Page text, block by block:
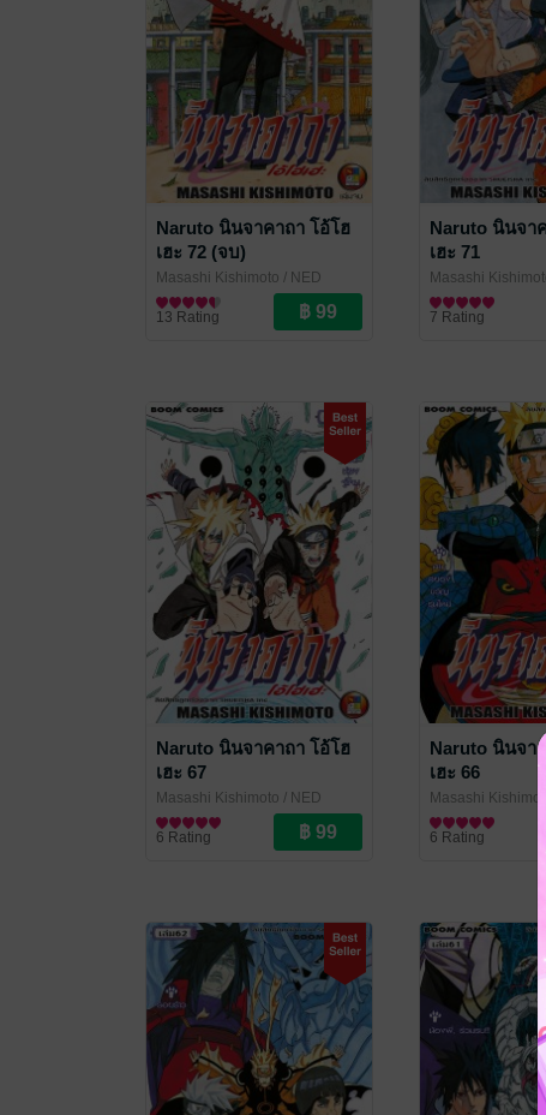
Naruto นินจาคาถา โอ้โฮ
เฮะ 72 (จบ)
Masashi Kishimoto / NED
Comics
การ์ตูนทั่วไป
13 Rating
Naruto นินจา
เฮะ 71
Masashi
Comics
การ์ตูนทั่วไป
7 Rating
Naruto นินจาคาถา โอ้โฮ
เฮะ 67
Masashi Kishimoto / NED
Comics
การ์ตูนทั่วไป
6 Rating
Naruto นินจาค
เฮะ 66
Masashi Kishimoto
Comics
การ์ตูนทั่วไป
6 Rating